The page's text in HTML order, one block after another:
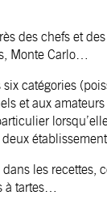
des chefs et
Monte Carlo…
catégories
et aux
les recettes,
à tartes…